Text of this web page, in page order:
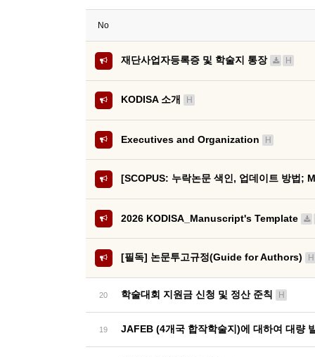
No
재단사업자등록증 및 학술지 통장 H
KODISA 소개 H
Executives and Organization H
[SCOPUS: 누락논문 색인, 업데이트 방
2026 KODISA_Manuscript's Template
[필독] 논문투고규정(Guide for Authors) H
20 학술대회 지원금 신청 및 정산 준칙 H
19 JAFEB (4개국 합작학술지)에 대하여 대량